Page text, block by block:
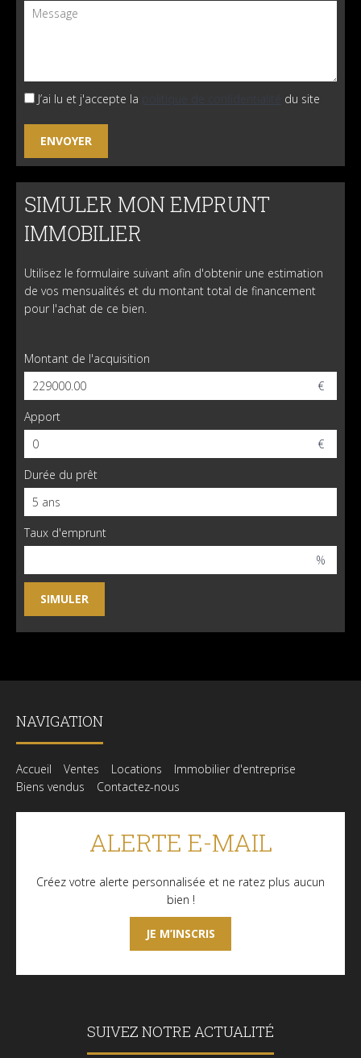
J’ai lu et j'accepte la politique de confidentialité du site
SIMULER MON EMPRUNT
IMMOBILIER
Utilisez le formulaire suivant afin d'obtenir une estimation
de vos mensualités et du montant total de financement
pour l'achat de ce bien.
Montant de l'acquisition
€
Apport
€
Durée du prêt
Taux d'emprunt
%
NAVIGATION
Accueil Ventes Locations
Immobilier d'entreprise
Biens vendus
Contactez-nous
ALERTE E-MAIL
Créez votre alerte personnalisée et ne ratez plus aucun
bien !
JE M’INSCRIS
SUIVEZ NOTRE ACTUALITÉ